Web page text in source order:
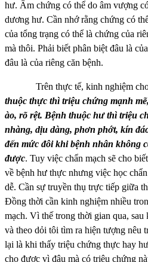
hư. Âm chứng có thể do âm vượng
dương hư. Cần nhớ rằng chứng có
của tổng trạng có thể là chứng của
mà thôi. Phải biết phân biệt đâu là
đâu là của riêng căn bệnh.
Trên thực tế, kinh nghiệm
thuộc thực thì triệu chứng mạnh
ào, rõ rệt. Bệnh thuộc hư thì triệu
nhàng, dịu dàng, phơn phớt, kín
đến mức đôi khi bệnh nhân không
được. Tuy việc chẩn mạch sẽ cho
về bệnh hư thực nhưng việc học
dễ. Cần sự truyền thụ trực tiếp giữa
Đồng thời cần kinh nghiệm nhiều
mạch. Vì thế trong thời gian qua, sau
và theo dỏi tôi tìm ra hiện tượng nêu
lại là khi thấy triệu chứng thực hay
cho được vì đâu mà có triệu chứng